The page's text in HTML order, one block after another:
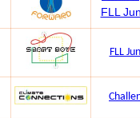
FLL
FLL